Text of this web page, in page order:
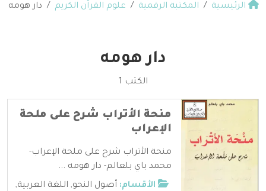
الرئيسية المكتبة الرقمية علوم القرآن الكريم دار هومه
دار هومه
الكتب 1
منحة الأتراب شرح على ملحة
الإعراب
منحة الأتراب شرح على ملحة الإعراب-
محمد باي بلعالم- دار هومه ...
الأقسام: أصول النحو, اللغة العربية,